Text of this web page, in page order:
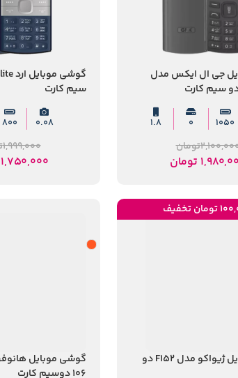
جی ال ایکس مدل
1050
0
1.8
تومان
تومان
سیم کارت
0.08 ۸۰۰
1,999,000
1,750,000
تخفیف